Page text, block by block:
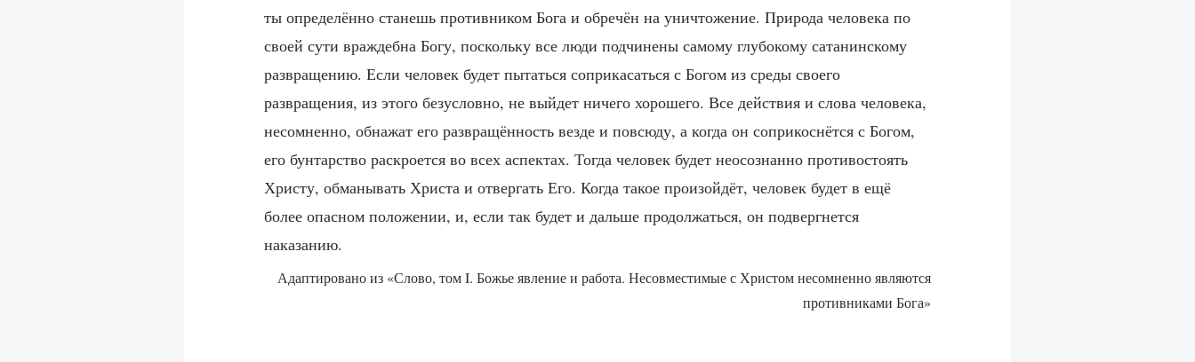
ты определённо станешь противником Бога и обречён на уничтожение. Природа человека по
своей сути враждебна Богу, поскольку все люди подчинены самому глубокому сатанинскому
развращению. Если человек будет пытаться соприкасаться с Богом из среды своего
развращения, из этого безусловно, не выйдет ничего хорошего. Все действия и слова человека,
несомненно, обнажат его развращённость везде и повсюду, а когда он соприкоснётся с Богом,
его бунтарство раскроется во всех аспектах. Тогда человек будет неосознанно противостоять
Христу, обманывать Христа и отвергать Его. Когда такое произойдёт, человек будет в ещё
более опасном положении, и, если так будет и дальше продолжаться, он подвергнется
наказанию.
Адаптировано из «Слово, том I. Божье явление и работа. Несовместимые с Христом несомненно являются
противниками Бога»